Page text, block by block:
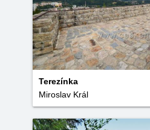
Terezínka
Miroslav Král